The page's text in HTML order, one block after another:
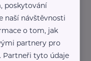
svůj majetek
poskytování
naší návštěvnosti
o tom, jak
partnery pro
Partneři tyto údaje